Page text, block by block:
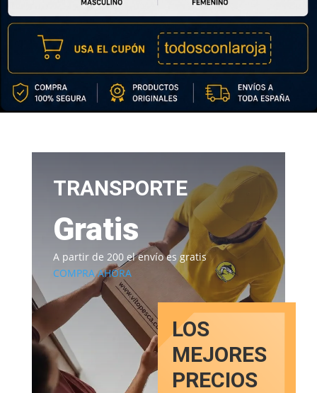
TRANSPORTE
Gratis
A partir de 200 el envío es gratis
COMPRA AHORA
LOS
MEJORES
PRECIOS